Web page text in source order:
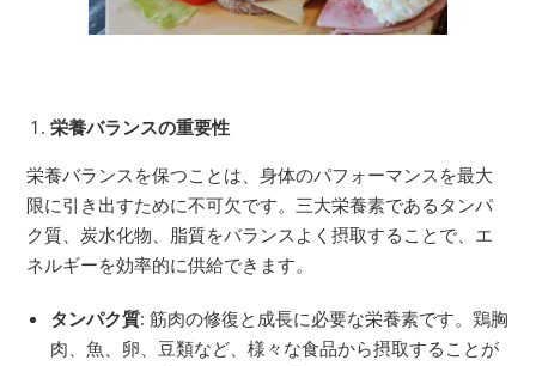
栄養バランスの重要性
栄養バランスを保つことは、身体のパフォーマンスを最大
限に引き出すために不可欠です。三大栄養素であるタンパ
ク質、炭水化物、脂質をバランスよく摂取することで、エ
ネルギーを効率的に供給できます。
タンパク質: 筋肉の修復と成長に必要な栄養素です。鶏胸
肉、魚、卵、豆類など、様々な食品から摂取することが